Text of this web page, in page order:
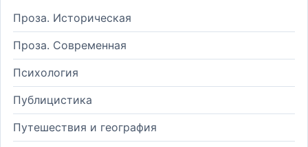
Проза. Историческая
Проза. Современная
Психология
Публицистика
Путешествия и география